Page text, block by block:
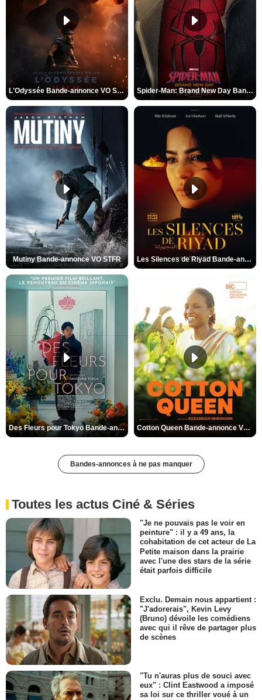
L'Odyssée Bande-annonce VO STFR Spider-Man: Brand New Day Bande-annonce VO STFR
Mutiny Bande-annonce VO STFR Les Silences de Riyad Bande-annonce VO STFR
Des Fleurs pour Tokyo Bande-annonce VO STFR Cotton Queen Bande-annonce VO STFR
Bandes-annonces à ne pas manquer
Toutes les actus Ciné & Séries
"Je ne pouvais pas le voir en
peinture" : il y a 49 ans, la
cohabitation de cet acteur de La
Petite maison dans la prairie
avec l'une des stars de la série
était parfois difficile
Exclu. Demain nous appartient :
"J'adorerais", Kevin Levy
(Bruno) dévoile les comédiens
avec qui il rêve de partager plus
de scènes
"Tu n'auras plus de souci avec
eux" : Clint Eastwood a imposé
sa loi sur ce thriller voué à un